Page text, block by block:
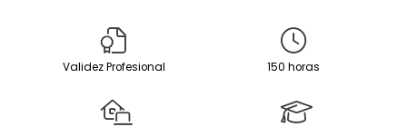
Validez Profesional 150 horas